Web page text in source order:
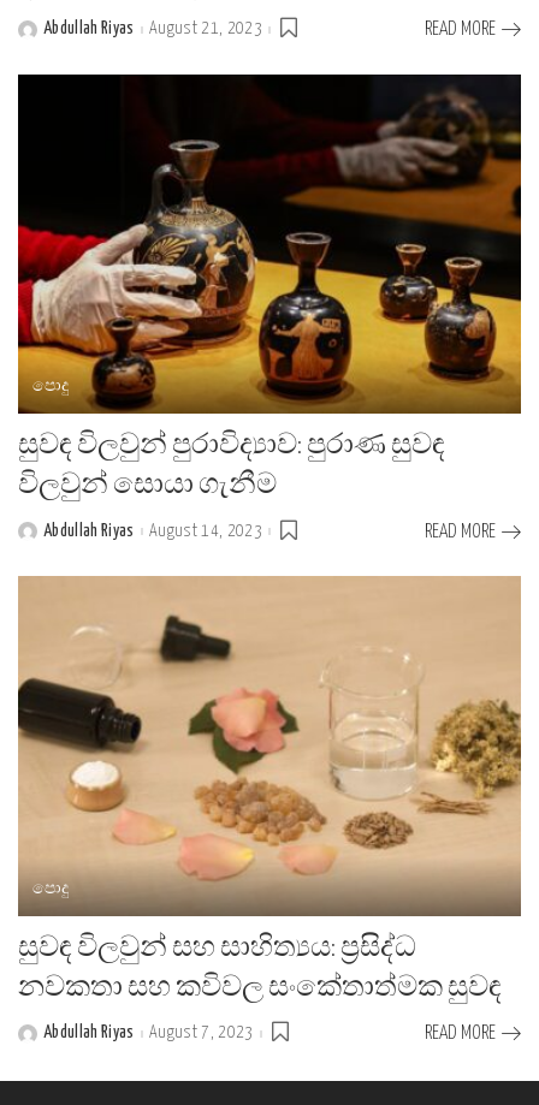
PostedAbdullah Riyas August 21, 2023 READ MORE
පොදු
සුවඳ විලවුන් පුරාවිද්‍යාව: පුරාණ සුවඳ
විලවුන් සොයා ගැනීම
PostedAbdullah Riyas August 14, 2023 READ MORE
පොදු
සුවඳ විලවුන් සහ සාහිත්‍යය: ප්‍රසිද්ධ
නවකතා සහ කවිවල සංකේතාත්මක සුවඳ
PostedAbdullah Riyas August 7, 2023 READ MORE